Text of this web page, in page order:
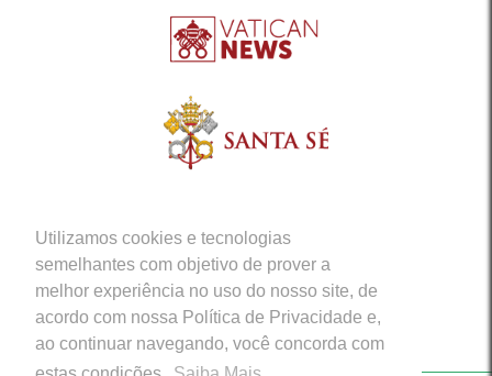
Utilizamos cookies e tecnologias
semelhantes com objetivo de prover a
melhor experiência no uso do nosso site, de
acordo com nossa Política de Privacidade e,
ao continuar navegando, você concorda com